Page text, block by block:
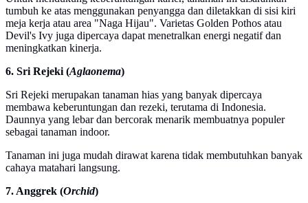
tumbuh ke atas menggunakan penyangga dan diletakkan di sisi kiri
meja kerja atau area "Naga Hijau". Varietas Golden Pothos atau
Devil's Ivy juga dipercaya dapat menetralkan energi negatif dan
meningkatkan kinerja.
6. Sri Rejeki (Aglaonema)
Sri Rejeki merupakan tanaman hias yang banyak dipercaya
membawa keberuntungan dan rezeki, terutama di Indonesia.
Daunnya yang lebar dan bercorak menarik membuatnya populer
sebagai tanaman indoor.
Tanaman ini juga mudah dirawat karena tidak membutuhkan banyak
cahaya matahari langsung.
7. Anggrek (Orchid)